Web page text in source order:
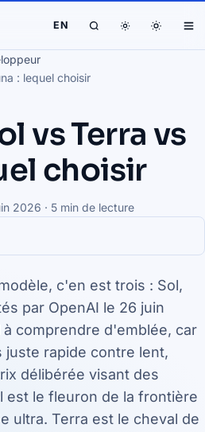
EN
: lequel choisir
vs Terra vs
choisir
2026 · 5 min de lecture
c'en est trois : Sol,
par OpenAI le 26 juin
comprendre d'emblée, car
juste rapide contre lent,
délibérée visant des
est le fleuron de la frontière
ultra. Terra est le cheval de